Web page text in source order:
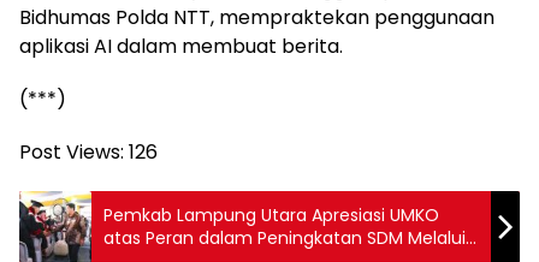
Bidhumas Polda NTT, mempraktekan penggunaan
aplikasi AI dalam membuat berita.
(***)
Post Views: 126
Pemkab Lampung Utara Apresiasi UMKO
atas Peran dalam Peningkatan SDM Melalui